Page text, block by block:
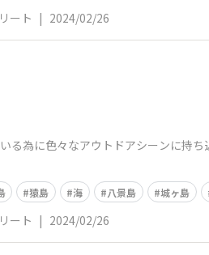
ート | 2024/02/26
る為に色々なアウトドアシーンに持
猿島 海 八景島 城ヶ島
ート | 2024/02/26